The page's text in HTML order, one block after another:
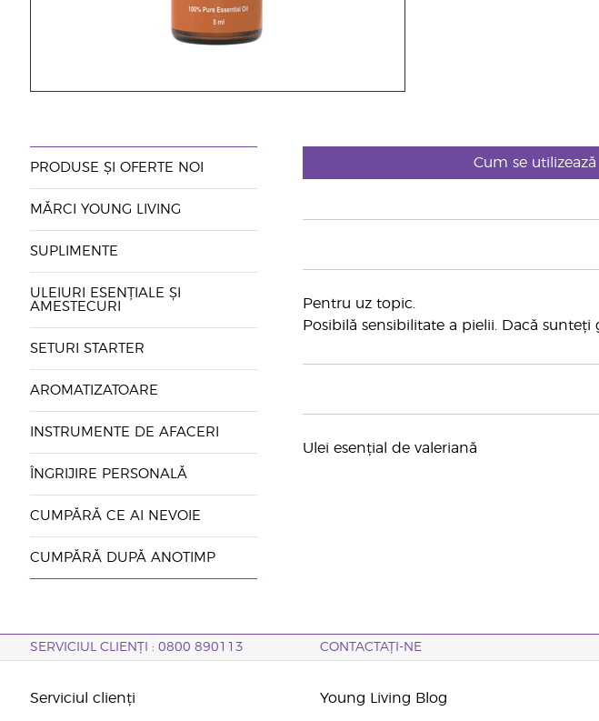
PRODUSE ȘI OFERTE NOI
MĂRCI YOUNG LIVING
SUPLIMENTE
ULEIURI ESENȚIALE ȘI
AMESTECURI
SETURI STARTER
AROMATIZATOARE
INSTRUMENTE DE AFACERI
ÎNGRIJIRE PERSONALĂ
CUMPĂRĂ CE AI NEVOIE
CUMPĂRĂ DUPĂ ANOTIMP
Cum se utilizează
Pentru uz topic.
Posibilă sensibilitate a pielii. Dacă
Ulei esențial de valeriană
SERVICIUL CLIENȚI : 0800 890113 CONTACTAȚI-NE
Serviciul clienți Young Living Blog